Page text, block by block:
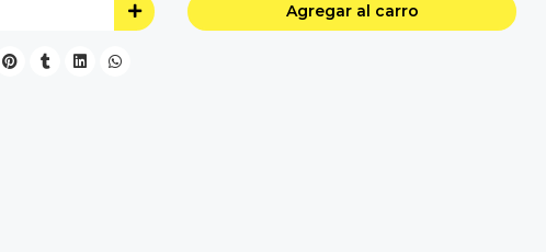
Agregar al carro